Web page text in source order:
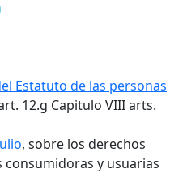
Estatuto de las personas
12.g Capitulo VIII arts.
, sobre los derechos
y usuarias